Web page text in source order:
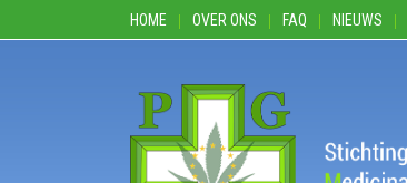
HOME OVER ONS FAQ NIEUWS